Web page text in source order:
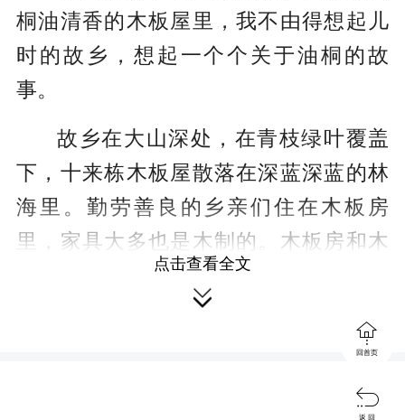
桐油清香的木板屋里，我不由得想起儿
时的故乡，想起一个个关于油桐的故
事。
故乡在大山深处，在青枝绿叶覆盖
下，十来栋木板屋散落在深蓝深蓝的林
海里。勤劳善良的乡亲们住在木板房
里，家具大多也是木制的。木板房和木
制家具，乡亲们都会涂上桐油，以便防
潮、防蛀。除木板房和木制家具外，家
里的竹制用品，甚至斗笠也会涂上桐
点击查看全文


回首页

返 回